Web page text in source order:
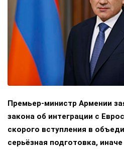
Премьер-министр Армении
закона об интеграции с
скорого вступления в
серьёзная подготовка,